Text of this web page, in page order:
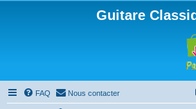
Guitare
FAQ Nous contacter